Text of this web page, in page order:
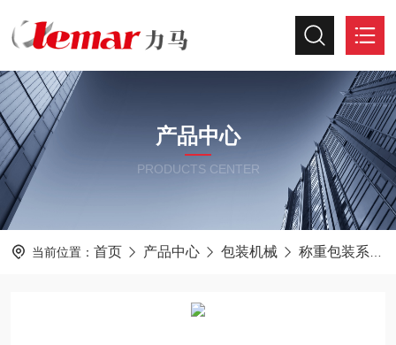
产品中心
PRODUCTS CENTER
当前位置： 首页 产品中心 包装机械 称重包装系统